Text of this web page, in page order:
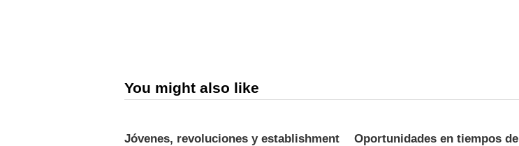
You might also like
Jóvenes, revoluciones y establishment
Oportunidades en tiempos de